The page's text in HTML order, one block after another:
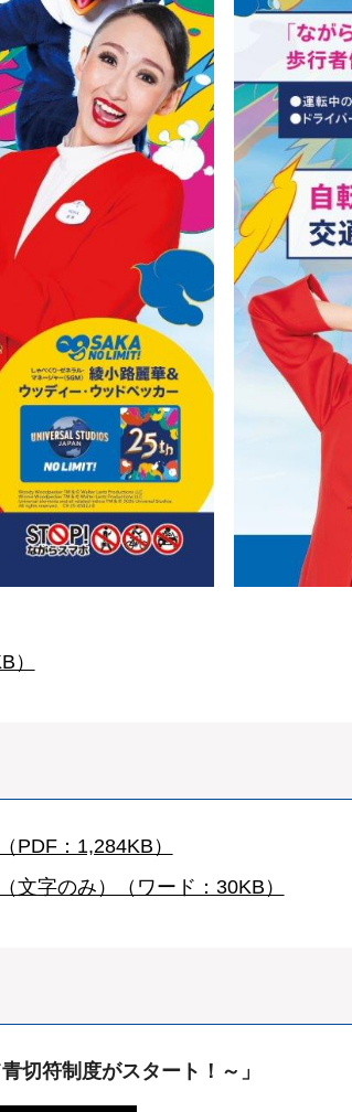
）
PDF：1,284KB）
文字のみ）（ワード：30KB）
切符制度がスタート！～」